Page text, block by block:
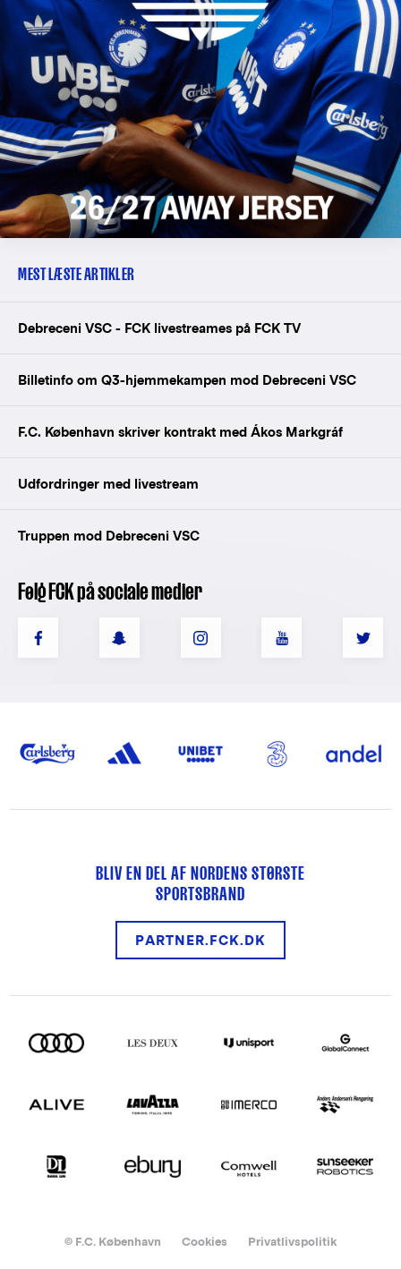
MEST LÆSTE ARTIKLER
Debreceni VSC - FCK livestreames på FCK TV
Billetinfo om Q3-hjemmekampen mod Debreceni VSC
F.C. København skriver kontrakt med Ákos Markgráf
Udfordringer med livestream
Truppen mod Debreceni VSC
Følg FCK på sociale medier
BLIV EN DEL AF NORDENS STØRSTE
SPORTSBRAND
PARTNER.FCK.DK
© F.C. København Cookies Privatlivspolitik